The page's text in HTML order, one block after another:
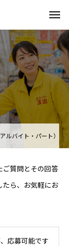
トップ
会社を知る
中途採用はこちら
ト採用はこちら
人の方はこちら
ルバイト・パート）
ご質問とその回答
たら、お気軽にお
応募可能です